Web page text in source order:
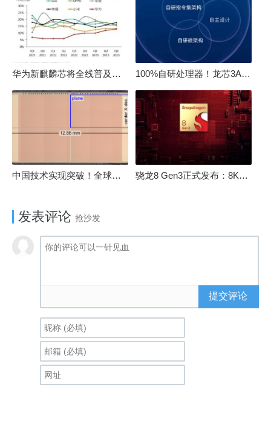
华为新麒麟芯将全线普及！高中低端全面采用 改写竞争格局 100%自研处理器！龙芯3A6000评测：与10代酷睿互有胜负
中国技术实现突破！全球最先进的3D NAND存储芯片被发现 骁龙8 Gen3正式发布：8K240手游成真！AI性能飙升98％
发表评论 抢沙发
提交评论